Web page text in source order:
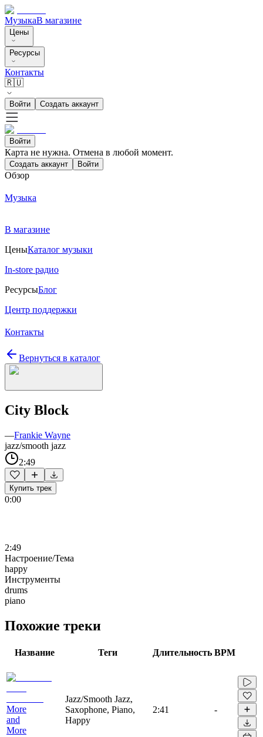
МузыкаВ магазине
Цены
Ресурсы
Контакты
🇷🇺
Войти Создать аккаунт
Войти
Карта не нужна. Отмена в любой момент.
Создать аккаунт Войти
Обзор
Музыка
В магазине
ЦеныКаталог музыки
In-store радио
РесурсыБлог
Центр поддержки
Контакты
Вернуться в каталог
City Block
—Frankie Wayne
jazz/smooth jazz
2:49
Купить трек
0:00
2:49
Настроение/Тема
happy
Инструменты
drums
piano
Похожие треки
Название Теги Длительность BPM
More
and
More
Jazz/Smooth Jazz,
Saxophone, Piano,
Happy
2:41 -